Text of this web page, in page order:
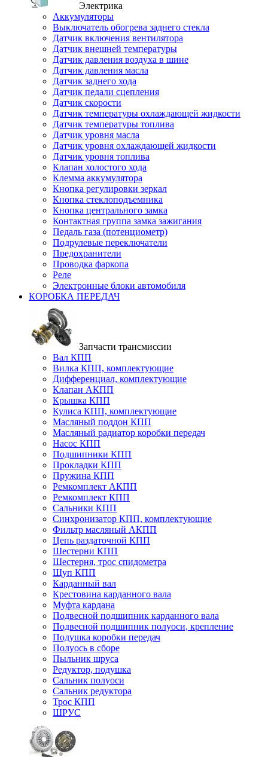
Электрика
Аккумуляторы
Выключатель обогрева заднего стекла
Датчик включения вентилятора
Датчик внешней температуры
Датчик давления воздуха в шине
Датчик давления масла
Датчик заднего хода
Датчик педали сцепления
Датчик скорости
Датчик температуры охлаждающей жидкости
Датчик температуры топлива
Датчик уровня масла
Датчик уровня охлаждающей жидкости
Датчик уровня топлива
Клапан холостого хода
Клемма аккумулятора
Кнопка регулировки зеркал
Кнопка стеклоподъемника
Кнопка центрального замка
Контактная группа замка зажигания
Педаль газа (потенциометр)
Подрулевые переключатели
Предохранители
Проводка фаркопа
Реле
Электронные блоки автомобиля
КОРОБКА ПЕРЕДАЧ
Запчасти трансмиссии
Вал КПП
Вилка КПП, комплектующие
Дифференциал, комплектующие
Клапан АКПП
Крышка КПП
Кулиса КПП, комплектующие
Масляный поддон КПП
Масляный радиатор коробки передач
Насос КПП
Подшипники КПП
Прокладки КПП
Пружина КПП
Ремкомплект АКПП
Ремкомплект КПП
Сальники КПП
Синхронизатор КПП, комплектующие
Фильтр масляный АКПП
Цепь раздаточной КПП
Шестерни КПП
Шестерня, трос спидометра
Щуп КПП
Карданный вал
Крестовина карданного вала
Муфта кардана
Подвесной подшипник карданного вала
Подвесной подшипник полуоси, крепление
Подушка коробки передач
Полуось в сборе
Пыльник шруса
Редуктор, подушка
Сальник полуоси
Сальник редуктора
Трос КПП
ШРУС